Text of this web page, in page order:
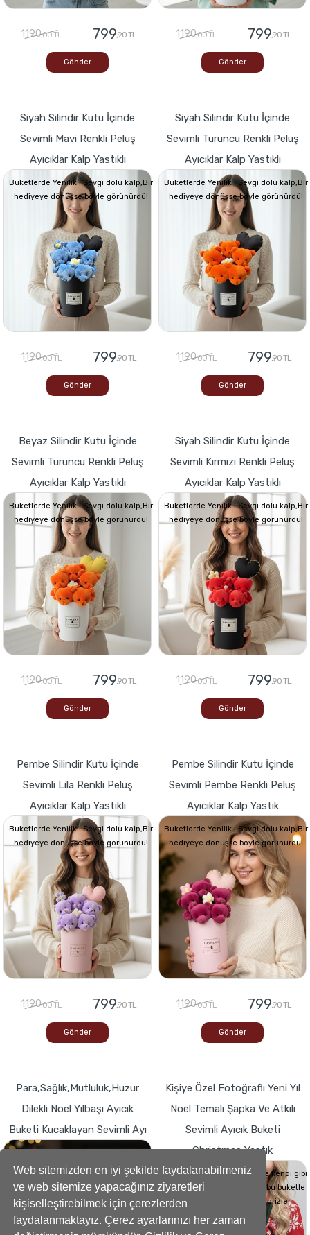
Web sitemizden en iyi şekilde faydalanabilmeniz
ve web sitemize yapacağınız ziyaretleri
kişiselleştirebilmek için çerezlerden
faydalanmaktayız. Çerez ayarlarınızı her zaman
1190,00 TL 799,90 TL
Gönder
1190,00 TL 799,90 TL
Gönder
Siyah Silindir Kutu İçinde
Sevimli Mavi Renkli Peluş
Ayıcıklar Kalp Yastıklı
Buketlerde Yenilik ! Sevgi dolu kalp,Bir
hediyeye dönüşse böyle görünürdü!
1190,00 TL 799,90 TL
Gönder
Siyah Silindir Kutu İçinde
Sevimli Turuncu Renkli Peluş
Ayıcıklar Kalp Yastıklı
Buketlerde Yenilik ! Sevgi dolu kalp,Bir
hediyeye dönüşse böyle görünürdü!
1190,00 TL 799,90 TL
Gönder
Beyaz Silindir Kutu İçinde
Sevimli Turuncu Renkli Peluş
Ayıcıklar Kalp Yastıklı
Buketlerde Yenilik ! Sevgi dolu kalp,Bir
hediyeye dönüşse böyle görünürdü!
1190,00 TL 799,90 TL
Gönder
Siyah Silindir Kutu İçinde
Sevimli Kırmızı Renkli Peluş
Ayıcıklar Kalp Yastıklı
Buketlerde Yenilik ! Sevgi dolu kalp,Bir
hediyeye dönüşse böyle görünürdü!
1190,00 TL 799,90 TL
Gönder
Pembe Silindir Kutu İçinde
Sevimli Lila Renkli Peluş
Ayıcıklar Kalp Yastıklı
Buketlerde Yenilik ! Sevgi dolu kalp,Bir
hediyeye dönüşse böyle görünürdü!
1190,00 TL 799,90 TL
Gönder
Pembe Silindir Kutu İçinde
Sevimli Pembe Renkli Peluş
Ayıcıklar Kalp Yastık
Buketlerde Yenilik ! Sevgi dolu kalp,Bir
hediyeye dönüşse böyle görünürdü!
1190,00 TL 799,90 TL
Gönder
Para,Sağlık,Mutluluk,Huzur
Dilekli Noel Yılbaşı Ayıcık
Buketi Kucaklayan Sevimli Ayı
hediyeye dönüşse böyle görünürdü!
Kişiye Özel Fotoğraflı Yeni Yıl
Noel Temalı Şapka Ve Atkılı
Sevimli Ayıcık Buketi
Christmas Yastık
Sevdiklerinizin Kalplerini de kendi gibi
yumuşacık hale getirecek bu buketle
sevdiklerinize küçük süprizler